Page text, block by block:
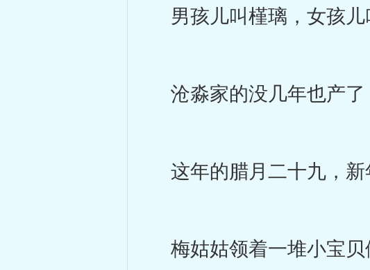
男孩儿叫槿璃，女孩儿
沧淼家的没几年也产了
这年的腊月二十九，新
梅姑姑领着一堆小宝贝